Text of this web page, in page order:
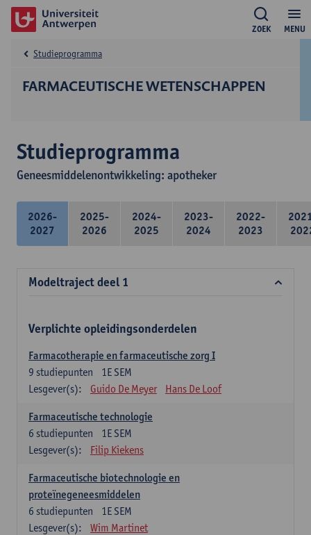
MENU
ZOEK
FARMACEUTISCHE WETENSCHAPPEN
Studieprogramma
Studieprogramma
Geneesmiddelenontwikkeling: apotheker
2026-
2027
2025-
2026
2024-
2025
2023-
2024
2022-
2023
Modeltraject deel 1
Verplichte opleidingsonderdelen
Farmacotherapie en farmaceutische zorg I
1E SEM
9 studiepunten
Lesgever(s):
Guido De Meyer Hans De Loof
Farmaceutische technologie
1E SEM
6 studiepunten
Lesgever(s):
Filip Kiekens
Farmaceutische biotechnologie en
proteïnegeneesmiddelen
1E SEM
6 studiepunten
Lesgever(s):
Wim Martinet